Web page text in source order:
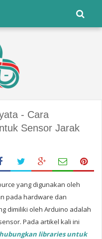
- Cara
Sensor Jarak
yang digunakan oleh
pada hardware dan
dimiliki oleh Arduino adalah
Pada artikel kali ini
libraries untuk